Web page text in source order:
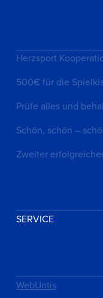
Herzsport
500€ für die
Prüfe alles und
Schön, schön –
Zweiter
SERVICE
WebUntis